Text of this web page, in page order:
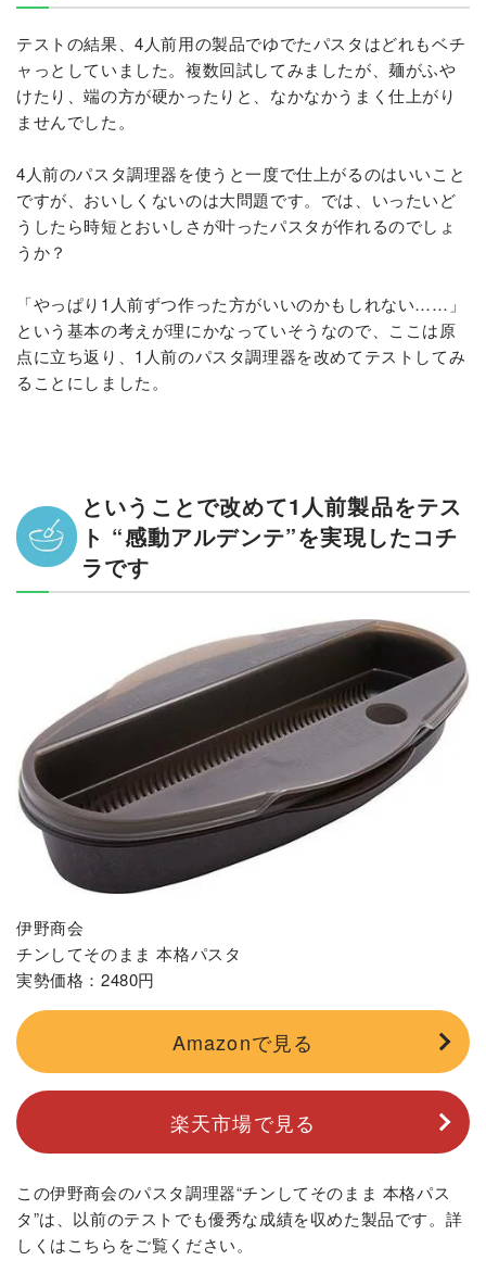
テストの結果、4人前用の製品でゆでたパスタはどれもベチ
ャっとしていました。複数回試してみましたが、麺がふや
けたり、端の方が硬かったりと、なかなかうまく仕上がり
ませんでした。
4人前のパスタ調理器を使うと一度で仕上がるのはいいこと
ですが、おいしくないのは大問題です。では、いったいど
うしたら時短とおいしさが叶ったパスタが作れるのでしょ
うか？
「やっぱり1人前ずつ作った方がいいのかもしれない……」
という基本の考えが理にかなっていそうなので、ここは原
点に立ち返り、1人前のパスタ調理器を改めてテストしてみ
ることにしました。
ということで改めて1人前製品をテス
ト “感動アルデンテ”を実現したコチ
ラです
伊野商会
チンしてそのまま 本格パスタ
実勢価格：2480円
Amazonで見る
楽天市場で見る
この伊野商会のパスタ調理器“チンしてそのまま 本格パス
タ”は、以前のテストでも優秀な成績を収めた製品です。詳
しくはこちらをご覧ください。